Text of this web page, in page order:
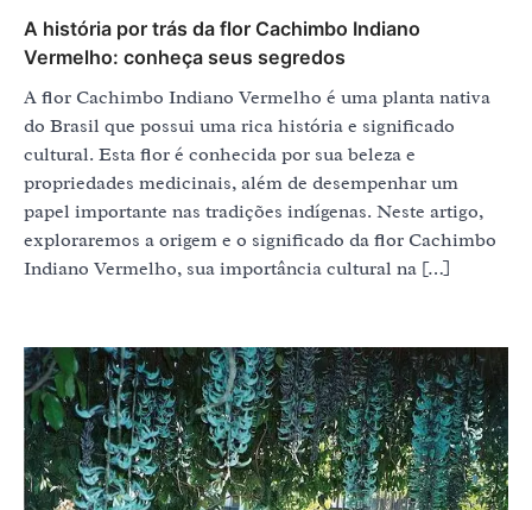
A história por trás da flor Cachimbo Indiano
Vermelho: conheça seus segredos
A flor Cachimbo Indiano Vermelho é uma planta nativa
do Brasil que possui uma rica história e significado
cultural. Esta flor é conhecida por sua beleza e
propriedades medicinais, além de desempenhar um
papel importante nas tradições indígenas. Neste artigo,
exploraremos a origem e o significado da flor Cachimbo
Indiano Vermelho, sua importância cultural na […]